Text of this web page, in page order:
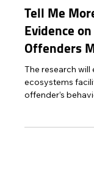
Protect Children
31.3.2025
1 min
Tell Me
Evidence
Offenders
ecosystems